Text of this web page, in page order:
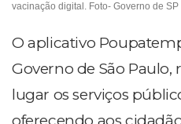
vacinação digital. Foto- Governo de SP
O aplicativo
Governo de São
lugar os serviços